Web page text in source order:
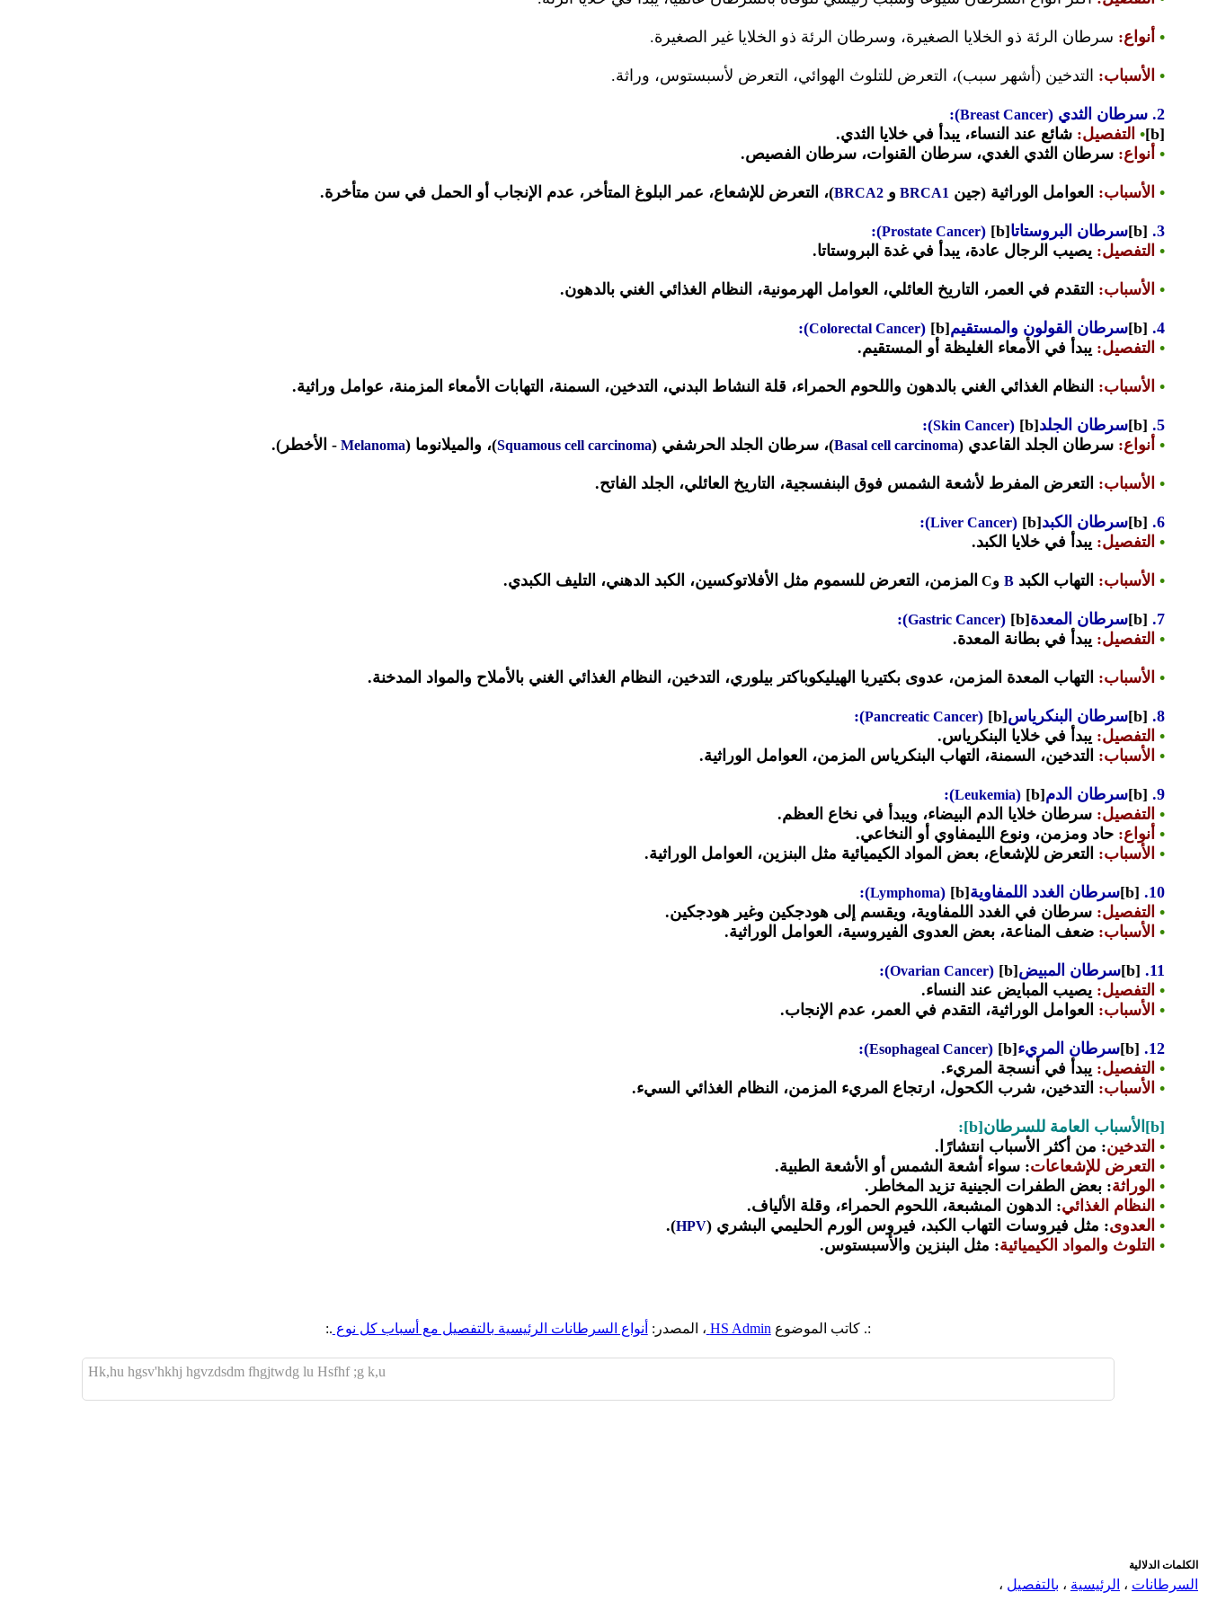
• أنواع: سرطان الرئة ذو الخلايا الصغيرة، وسرطان الرئة ذو الخلايا غير الصغيرة.
• الأسباب: التدخين (أشهر سبب)، التعرض للتلوث الهوائي، التعرض لأسبستوس، وراثة.
2. سرطان الثدي (
Breast Cancer
):
[b]
• التفصيل: شائع عند النساء، يبدأ في خلايا الثدي.
• أنواع: سرطان الثدي الغدي، سرطان القنوات، سرطان الفصيص.
• الأسباب: العوامل الوراثية (جين BRCA1 و BRCA2)، التعرض للإشعاع، عمر البلوغ المتأخر، عدم الإنجاب أو الحمل في سن متأخرة.
3.
[b] سرطان البروستاتا[b]
(
Prostate Cancer
):
• التفصيل: يصيب الرجال عادة، يبدأ في غدة البروستاتا.
• الأسباب: التقدم في العمر، التاريخ العائلي، العوامل الهرمونية، النظام الغذائي الغني بالدهون.
4.
[b] سرطان القولون والمستقيم[b]
(
Colorectal Cancer
):
• التفصيل: يبدأ في الأمعاء الغليظة أو المستقيم.
• الأسباب: النظام الغذائي الغني بالدهون واللحوم الحمراء، قلة النشاط البدني، التدخين، السمنة، التهابات الأمعاء المزمنة، عوامل وراثية.
5.
[b] سرطان الجلد[b]
(
Skin Cancer
):
• أنواع: سرطان الجلد القاعدي (Basal cell carcinoma)، سرطان الجلد الحرشفي (Squamous cell carcinoma)، والميلانوما (Melanoma - الأخطر).
• الأسباب: التعرض المفرط لأشعة الشمس فوق البنفسجية، التاريخ العائلي، الجلد الفاتح.
6.
[b] سرطان الكبد[b]
(
Liver Cancer
):
• التفصيل: يبدأ في خلايا الكبد.
• الأسباب: التهاب الكبد B وC المزمن، التعرض للسموم مثل الأفلاتوكسين، الكبد الدهني، التليف الكبدي.
7.
[b] سرطان المعدة[b]
(
Gastric Cancer
):
• التفصيل: يبدأ في بطانة المعدة.
• الأسباب: التهاب المعدة المزمن، عدوى بكتيريا الهيليكوباكتر بيلوري، التدخين، النظام الغذائي الغني بالأملاح والمواد المدخنة.
8.
[b] سرطان البنكرياس[b]
(
Pancreatic Cancer
):
• التفصيل: يبدأ في خلايا البنكرياس.
• الأسباب: التدخين، السمنة، التهاب البنكرياس المزمن، العوامل الوراثية.
9.
[b] سرطان الدم[b]
(
Leukemia
):
• التفصيل: سرطان خلايا الدم البيضاء، ويبدأ في نخاع العظم.
• أنواع: حاد ومزمن، ونوع الليمفاوي أو النخاعي.
• الأسباب: التعرض للإشعاع، بعض المواد الكيميائية مثل البنزين، العوامل الوراثية.
10.
[b] سرطان الغدد اللمفاوية[b]
(
Lymphoma
):
• التفصيل: سرطان في الغدد اللمفاوية، ويقسم إلى هودجكين وغير هودجكين.
• الأسباب: ضعف المناعة، بعض العدوى الفيروسية، العوامل الوراثية.
11.
[b] سرطان المبيض[b]
(
Ovarian Cancer
):
• التفصيل: يصيب المبايض عند النساء.
• الأسباب: العوامل الوراثية، التقدم في العمر، عدم الإنجاب.
12.
[b] سرطان المريء[b]
(
Esophageal Cancer
):
• التفصيل: يبدأ في أنسجة المريء.
• الأسباب: التدخين، شرب الكحول، ارتجاع المريء المزمن، النظام الغذائي السيء.
[b]الأسباب العامة للسرطان[b]:
• التدخين: من أكثر الأسباب انتشارًا.
• التعرض للإشعاعات: سواء أشعة الشمس أو الأشعة الطبية.
• الوراثة: بعض الطفرات الجينية تزيد المخاطر.
• النظام الغذائي: الدهون المشبعة، اللحوم الحمراء، وقلة الألياف.
• العدوى: مثل فيروسات التهاب الكبد، فيروس الورم الحليمي البشري (HPV
).
• التلوث والمواد الكيميائية: مثل البنزين والأسبستوس.
:. كاتب الموضوع HS Admin ، المصدر: أنواع السرطانات الرئيسية بالتفصيل مع أسباب كل نوع .:
Hk,hu hgsv'hkhj hgvzdsdm fhgjtwdg lu Hsfhf ;g k,u
الكلمات الدلالية
السرطانات ، الرئيسية ، بالتفصيل ،